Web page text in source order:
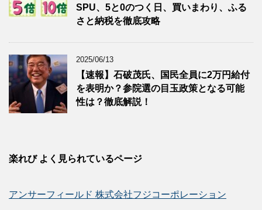
SPU、5と0のつく日、買いまわり、ふる
さと納税を徹底攻略
2025/06/13
【速報】石破茂氏、国民全員に2万円給付
を表明か？参院選の目玉政策となる可能
性は？徹底解説！
楽れび よく見られているページ
アンサーフィールド 株式会社フジコーポレーション